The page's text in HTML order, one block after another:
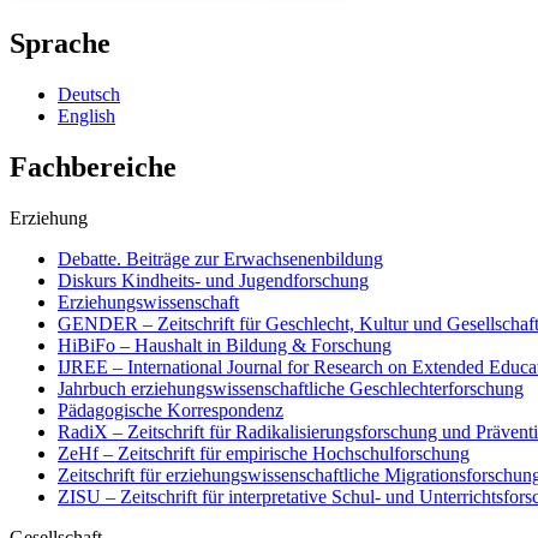
Sprache
Deutsch
English
Fachbereiche
Erziehung
Debatte. Beiträge zur Erwachsenenbildung
Diskurs Kindheits- und Jugendforschung
Erziehungswissenschaft
GENDER – Zeitschrift für Geschlecht, Kultur und Gesellschaft
HiBiFo – Haushalt in Bildung & Forschung
IJREE – International Journal for Research on Extended
Jahrbuch erziehungswissenschaftliche Geschlechterforschung
Pädagogische Korrespondenz
RadiX – Zeitschrift für Radikalisierungsforschung und
ZeHf – Zeitschrift für empirische Hochschulforschung
Zeitschrift für erziehungswissenschaftliche
ZISU – Zeitschrift für interpretative Schul- und